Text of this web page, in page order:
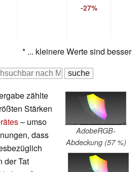
-27%
* ... kleinere Werte sind besser
AdobeRGB-
Abdeckung (57 %)
zählte
Stärken
– umso
dass
der Tat